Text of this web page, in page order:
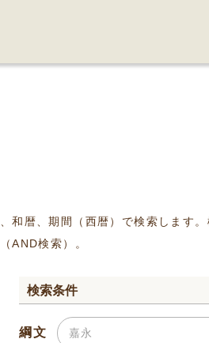
和暦、期間（西暦）で検索します
AND検索）。
検索条件
綱文